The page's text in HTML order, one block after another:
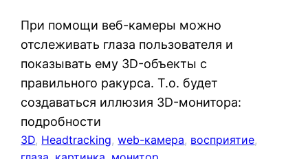
При помощи веб-камеры можно
отслеживать глаза пользователя и
показывать ему 3D-объекты с
правильного ракурса. Т.о. будет
создаваться иллюзия 3D-монитора:
подробности
3D, Headtracking, web-камера, восприятие